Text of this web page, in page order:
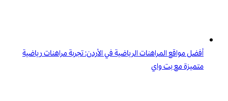
أفضل مواقع المراهنات الرياضية في الأردن: تجربة مراهنات رياضية
متميزة مع بت واي